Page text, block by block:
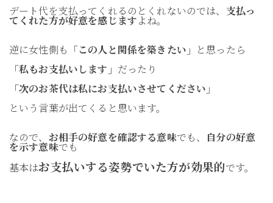
デート代を支払ってくれるのとくれないのでは、 支払っ
てくれた方が好意を感じますよね。
逆に女性側も 「この人と関係を築きたい」 と思ったら
「私もお支払いします」 だったり
「次のお茶代は私にお支払いさせてください」
という言葉が出てくると思います。
なので、 お相手の好意を確認する意味でも、 自分の好意
を示す意味でも
基本はお支払いする姿勢でいた方が効果的です。